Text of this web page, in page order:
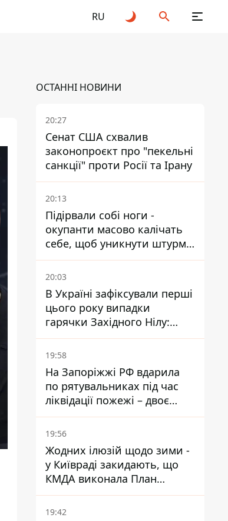
RU
ОСТАННІ НОВИНИ
20:27
Сенат США схвалив
законопроєкт про "пекельні
санкції" проти Росії та Ірану
20:13
Підірвали собі ноги -
окупанти масово калічать
себе, щоб уникнути штурмів
- ГУР
20:03
В Україні зафіксували перші
цього року випадки
гарячки Західного Нілу:
двоє людей заразилися
після укусів комарів
19:58
На Запоріжжі РФ вдарила
по рятувальниках під час
ліквідації пожежі – двоє
поранених
19:56
Жодних ілюзій щодо зими -
у Київраді закидають, що
КМДА виконала План
стійкості на 20%
19:42